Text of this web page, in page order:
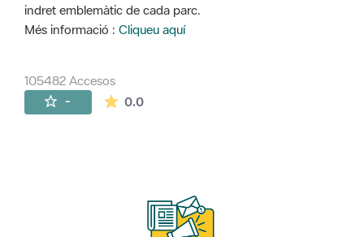
indret emblemàtic de cada parc.
Més informació : Cliqueu aquí
105482 Accesos
- 0.0La valoración media es de 0 estrellas de